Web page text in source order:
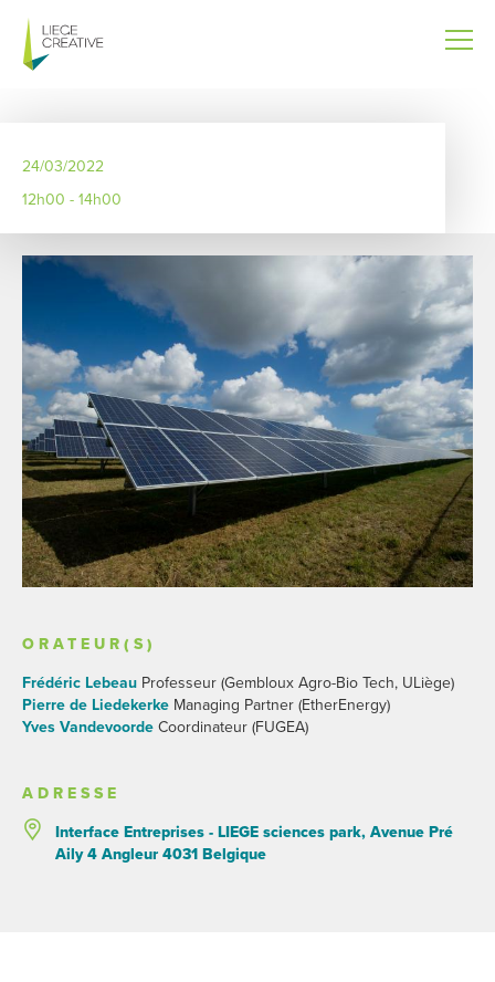
contenu
principal
24/03/2022
12h00 - 14h00
ORATEUR(S)
Frédéric Lebeau Professeur (Gembloux Agro-Bio Tech, ULiège)
Pierre de Liedekerke Managing Partner (EtherEnergy)
Yves Vandevoorde Coordinateur (FUGEA)
ADRESSE
Interface Entreprises - LIEGE sciences park, Avenue Pré
Aily 4 Angleur 4031 Belgique